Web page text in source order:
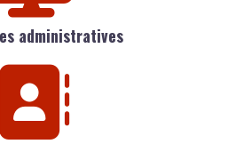
administratives